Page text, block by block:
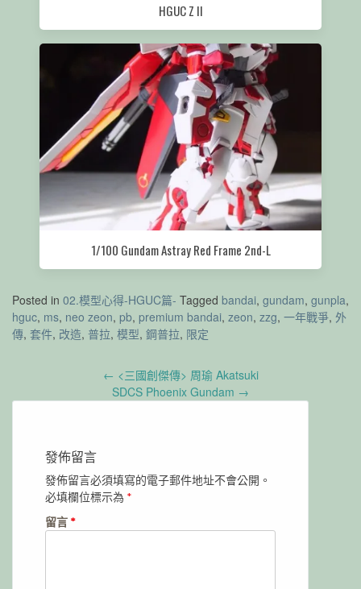
HGUC Z II
1/100 Gundam Astray Red Frame 2nd-L
Posted in 02.模型心得-HGUC篇- Tagged bandai, gundam, gunpla,
hguc, ms, neo zeon, pb, premium bandai, zeon, zzg, 一年戰爭, 外
傳, 套件, 改造, 普拉, 模型, 鋼普拉, 限定
← <三國創傑傳> 周瑜 Akatsuki
SDCS Phoenix Gundam →
發佈留言
發佈留言必須填寫的電子郵件地址不會公開。
必填欄位標示為 *
留言 *